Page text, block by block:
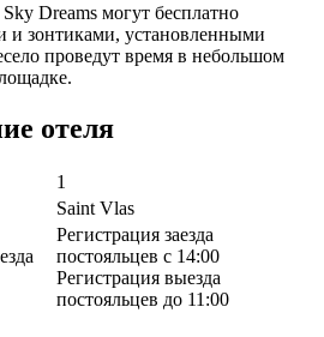
Dreams могут бесплатно
и зонтиками, установленными
проведут время в небольшом
отеля
1
Saint Vlas
Регистрация заезда
постояльцев с 14:00
Регистрация выезда
постояльцев до 11:00